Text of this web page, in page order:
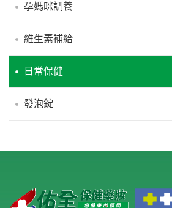
孕媽咪調養
維生素補給
日常保健
發泡錠